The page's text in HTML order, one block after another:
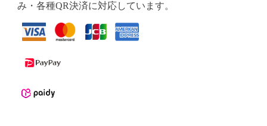
み・各種QR決済に対応しています。